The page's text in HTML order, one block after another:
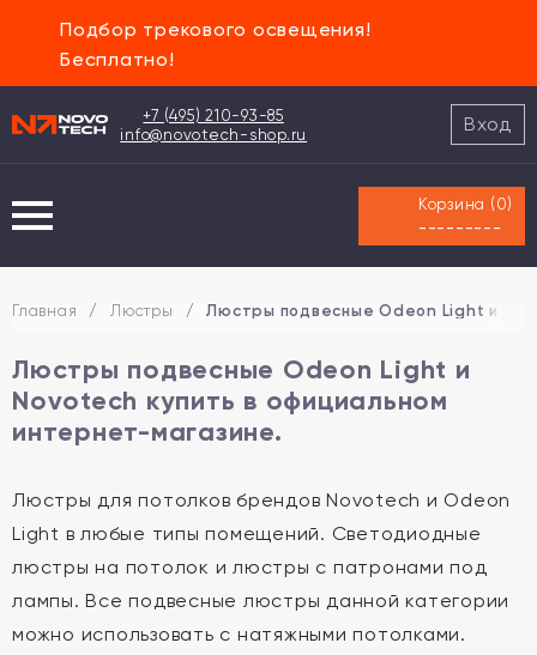
Подбор трекового освещения!
Бесплатно!
+7 (495) 210-93-85
info@novotech-shop.ru
Вход
Корзина ( 0)
---------
Главная / Люстры / Люстры подвесные Odeon Light и
Люстры подвесные Odeon Light и
Novotech купить в официальном
интернет-магазине.
Люстры для потолков брендов Novotech и Odeon
Light в любые типы помещений. Светодиодные
люстры на потолок и люстры с патронами под
лампы. Все подвесные люстры данной категории
можно использовать с натяжными потолками.